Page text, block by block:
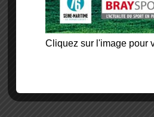
Cliquez sur l'image pour